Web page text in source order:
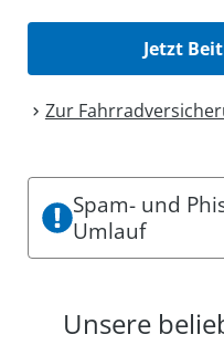
Jetzt
Zur
Spam- und
Umlauf
erwecken, offizielle
Unsere